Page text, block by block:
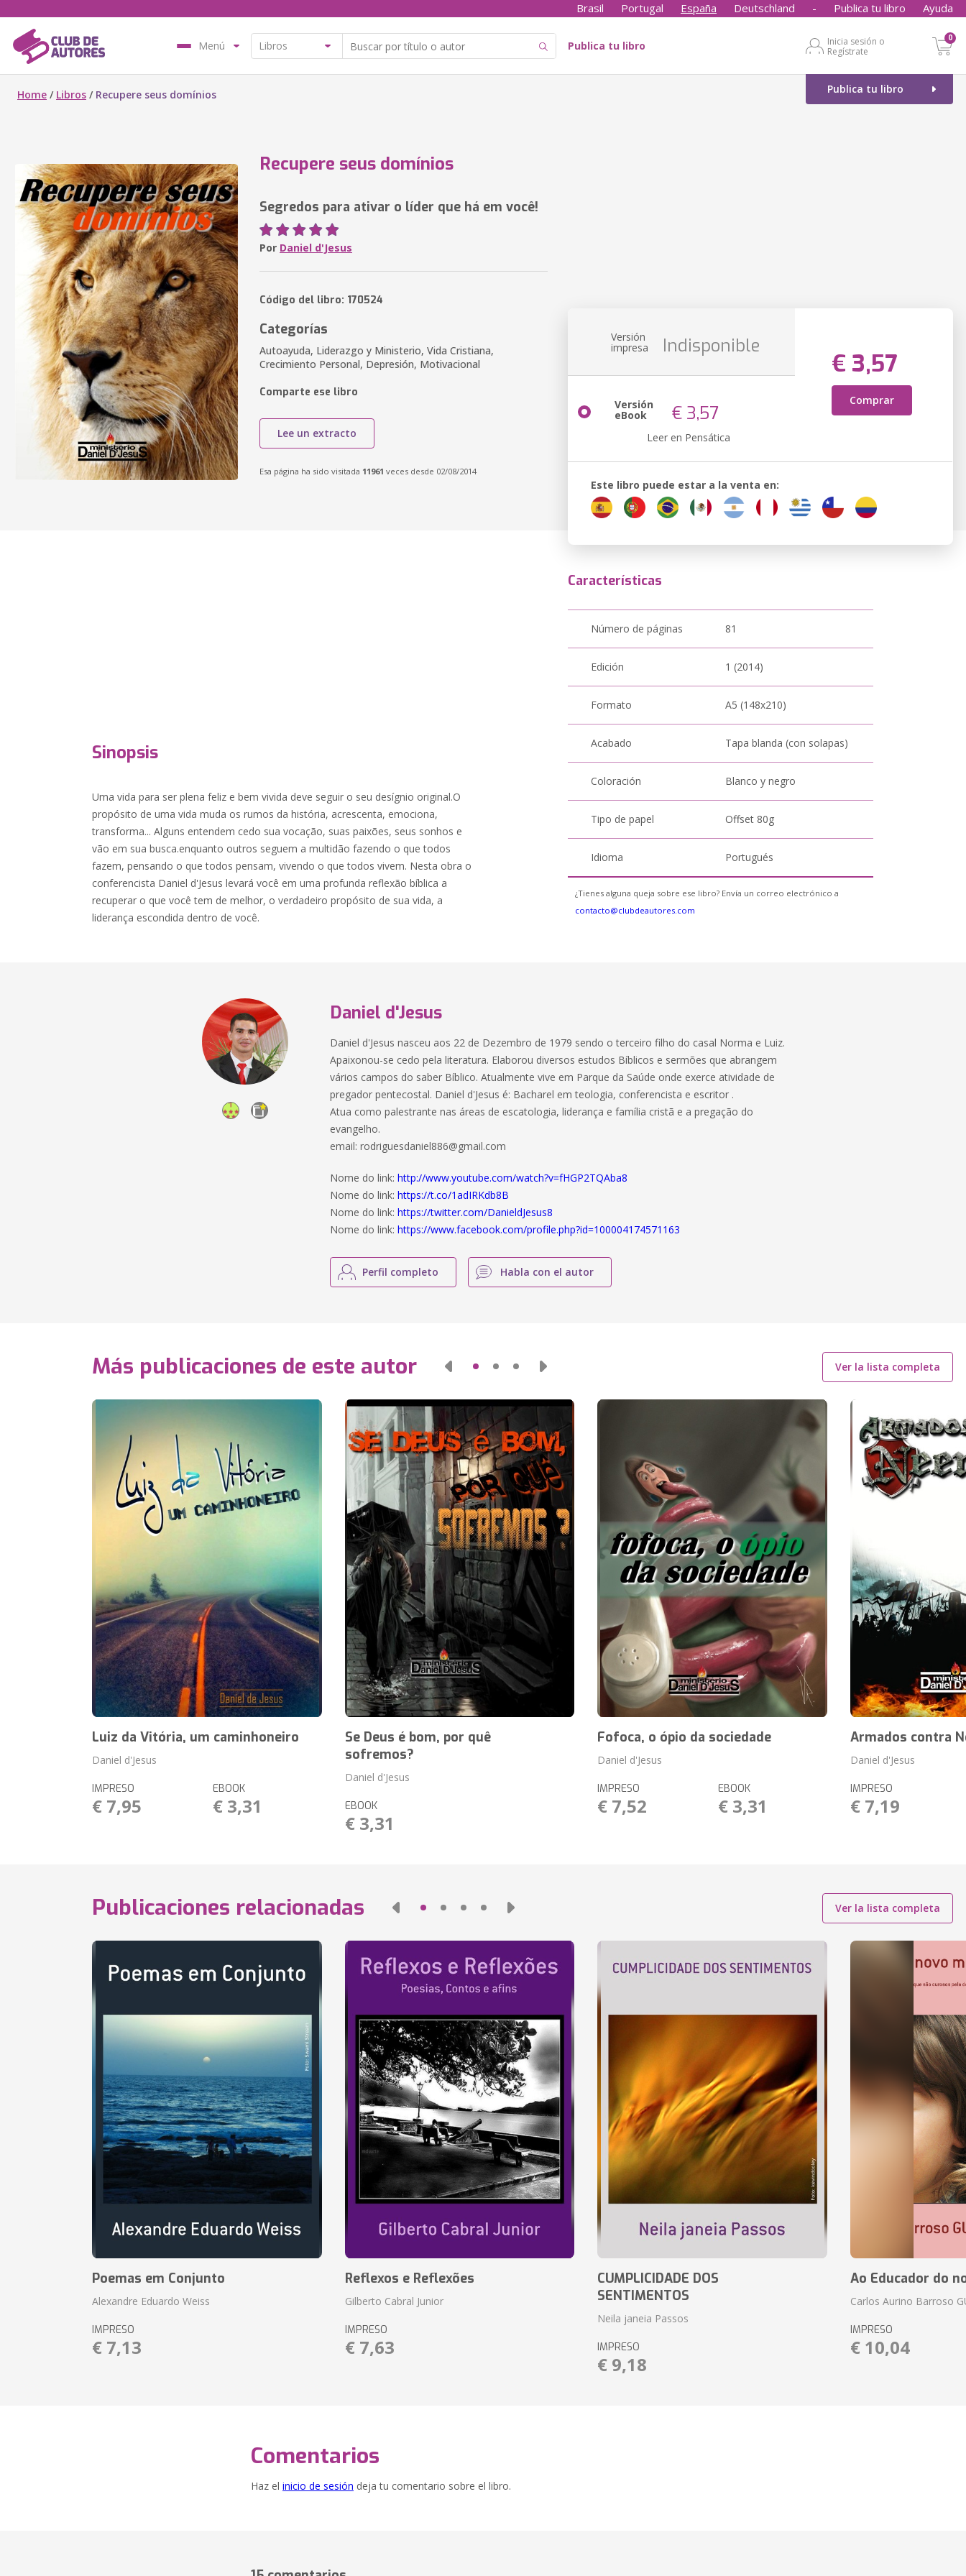
Brasil Portugal España Deutschland - Publica tu libro Ayuda
Menú Publica tu libro
Inicia sesión o
Regístrate
0
Publica tu libro
Home / Libros / Recupere seus domínios
Recupere seus domínios
Segredos para ativar o líder que há em você!
Por Daniel d'Jesus
Código del libro: 170524
Categorías
Autoayuda, Liderazgo y Ministerio, Vida Cristiana,
Crecimiento Personal, Depresión, Motivacional
Comparte ese libro
Lee un extracto
Esa página ha sido visitada 11961 veces desde 02/08/2014
Versión
impresa Indisponible
€ 3,57
Comprar
Versión
eBook € 3,57
Leer en Pensática
Este libro puede estar a la venta en:
Sinopsis
Uma vida para ser plena feliz e bem vivida deve seguir o seu desígnio original.O
propósito de uma vida muda os rumos da história, acrescenta, emociona,
transforma... Alguns entendem cedo sua vocação, suas paixões, seus sonhos e
vão em sua busca.enquanto outros seguem a multidão fazendo o que todos
fazem, pensando o que todos pensam, vivendo o que todos vivem. Nesta obra o
conferencista Daniel d'Jesus levará você em uma profunda reflexão bíblica a
recuperar o que você tem de melhor, o verdadeiro propósito de sua vida, a
liderança escondida dentro de você.
Características
Número de páginas 81
Edición 1 (2014)
Formato A5 (148x210)
Acabado Tapa blanda (con solapas)
Coloración Blanco y negro
Tipo de papel Offset 80g
Idioma Portugués
¿Tienes alguna queja sobre ese libro? Envía un correo electrónico a
contacto@clubdeautores.com
Daniel d'Jesus
Daniel d'Jesus nasceu aos 22 de Dezembro de 1979 sendo o terceiro filho do casal Norma e Luiz.
Apaixonou-se cedo pela literatura. Elaborou diversos estudos Bíblicos e sermões que abrangem
vários campos do saber Bíblico. Atualmente vive em Parque da Saúde onde exerce atividade de
pregador pentecostal. Daniel d'Jesus é: Bacharel em teologia, conferencista e escritor .
Atua como palestrante nas áreas de escatologia, liderança e família cristã e a pregação do
evangelho.
email:rodriguesdaniel886@gmail.com
Nome do link:http://www.youtube.com/watch?v=fHGP2TQAba8
Nome do link:https://t.co/1adIRKdb8B
Nome do link:https://twitter.com/DanieldJesus8
Nome do link:https://www.facebook.com/profile.php?id=100004174571163
Perfil completo Habla con el autor
Más publicaciones de este autor Ver la lista completa
Luiz da Vitória, um caminhoneiro
Daniel d'Jesus
IMPRESO
€ 7,95
EBOOK
€ 3,31
Se Deus é bom, por quê
sofremos?
Daniel d'Jesus
EBOOK
€ 3,31
Fofoca, o ópio da sociedade
Daniel d'Jesus
IMPRESO
€ 7,52
EBOOK
€ 3,31
Armados contra
Daniel d'Jesus
IMPRESO
€ 7,19
Publicaciones relacionadas Ver la lista completa
Poemas em Conjunto
Alexandre Eduardo Weiss
IMPRESO
€ 7,13
Reflexos e Reflexões
Gilberto Cabral Junior
IMPRESO
€ 7,63
CUMPLICIDADE DOS
SENTIMENTOS
Neila janeia Passos
IMPRESO
€ 9,18
Ao Educador do
Carlos Aurino Barroso
IMPRESO
€ 10,04
Comentarios
Haz el inicio de sesión deja tu comentario sobre el libro.